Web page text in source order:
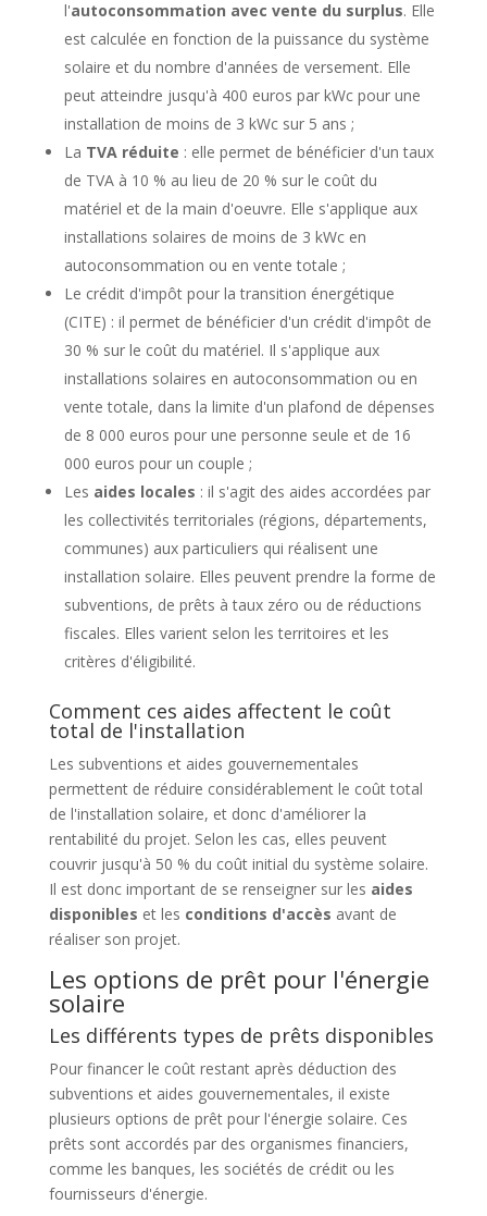
l'autoconsommation avec vente du surplus. Elle
est calculée en fonction de la puissance du système
solaire et du nombre d'années de versement. Elle
peut atteindre jusqu'à 400 euros par kWc pour une
installation de moins de 3 kWc sur 5 ans ;
La TVA réduite : elle permet de bénéficier d'un taux
de TVA à 10 % au lieu de 20 % sur le coût du
matériel et de la main d'oeuvre. Elle s'applique aux
installations solaires de moins de 3 kWc en
autoconsommation ou en vente totale ;
Le crédit d'impôt pour la transition énergétique
(CITE) : il permet de bénéficier d'un crédit d'impôt de
30 % sur le coût du matériel. Il s'applique aux
installations solaires en autoconsommation ou en
vente totale, dans la limite d'un plafond de dépenses
de 8 000 euros pour une personne seule et de 16
000 euros pour un couple ;
Les aides locales : il s'agit des aides accordées par
les collectivités territoriales (régions, départements,
communes) aux particuliers qui réalisent une
installation solaire. Elles peuvent prendre la forme de
subventions, de prêts à taux zéro ou de réductions
fiscales. Elles varient selon les territoires et les
critères d'éligibilité.
Comment ces aides affectent le coût
total de l'installation
Les subventions et aides gouvernementales
permettent de réduire considérablement le coût total
de l'installation solaire, et donc d'améliorer la
rentabilité du projet. Selon les cas, elles peuvent
couvrir jusqu'à 50 % du coût initial du système solaire.
Il est donc important de se renseigner sur les aides
disponibles et les conditions d'accès avant de
réaliser son projet.
Les options de prêt pour l'énergie
solaire
Les différents types de prêts disponibles
Pour financer le coût restant après déduction des
subventions et aides gouvernementales, il existe
plusieurs options de prêt pour l'énergie solaire. Ces
prêts sont accordés par des organismes financiers,
comme les banques, les sociétés de crédit ou les
fournisseurs d'énergie.